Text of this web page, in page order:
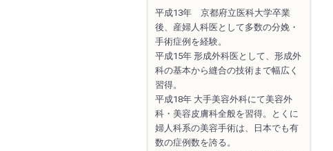
平成13年 京都府立医科大学卒業
後、産婦人科医として多数の分娩・
手術症例を経験。
平成15年 形成外科医として、形成外
科の基本から縫合の技術まで幅広く
習得。
平成18年 大手美容外科にて美容外
科・美容皮膚科全般を習得。とくに
婦人科系の美容手術は、日本でも有
数の症例数を誇る。